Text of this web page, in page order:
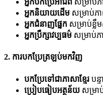
អ្នកបកប្រែអាជីព សម្រាប់ភ
អ្នកនិយាយដើម សម្រាប់ភា
អ្នកជំនាញផ្នែក សម្រាប់ខ្លឹ
អ្នកប្រឹក្សាវប្បធម៌ សម្រាប់
2. ការបកប្រែត្រឡប់មកវិញ
បកប្រែទៅជាភាសាខ្មែរ បន្
ប្រៀបធៀបអត្ថន័យ សម្រា